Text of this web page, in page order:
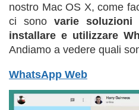
nostro Mac OS X, come
ci sonovarie
installare e utilizzare
Andiamo a vedere quali
WhatsApp Web